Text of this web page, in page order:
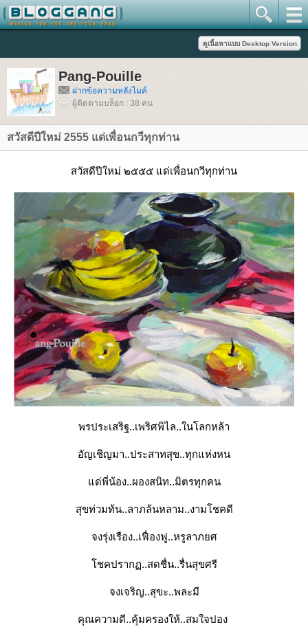
Pang-Pouille
ฝากข้อความหลังไมค์
ผู้ติดตามบล็อก : 38 คน
สวัสดีปีใหม่ 2555 แด่เพื่อนกวีทุกท่าน
สวัสดีปีใหม่ ๒๕๕๕ แด่เพื่อนกวีทุกท่าน
พรประเสริฐ..เพริศพิไล..ในโลกหล้า
อัญเชิญมา..ประสาทสุข..ทุกแห่งหน
ด่พี่น้อง..ผองสนิท..มิตรทุกคน
สุขท่วมท้น..ลาภล้นหลาม..งามโชคดี
จงรุ่งเรือง..เฟื่องฟู..หรูลาภยศ
ชคปรากฏ..สดชื่น..รื่นสุขศรี
จงเจริญ..สุขะ..พละมี
คุณความดี..คุ้มครองให้..สมใจปอง